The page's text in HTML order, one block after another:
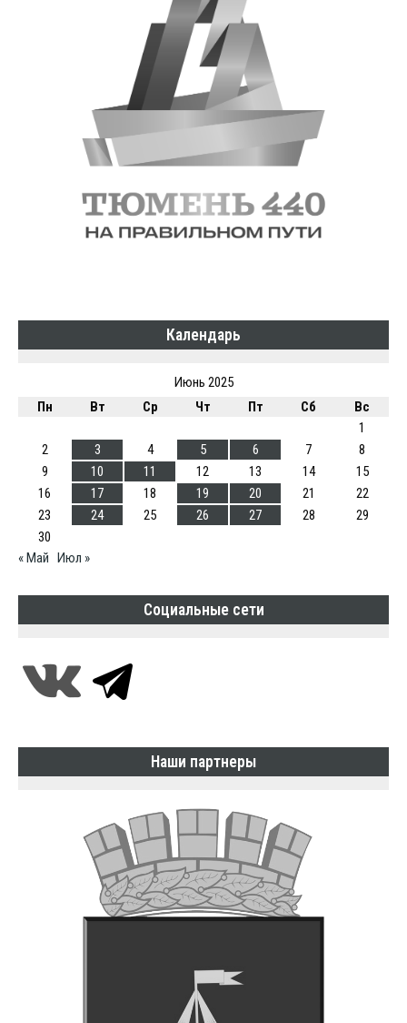
Календарь
Июнь 2025
Пн
Вт Ср Чт Пт Сб
Вс
1
2
3 4 5 6 7
8
9
10 11 12 13 14
15
16
17 18 19 20 21
22
23
24 25 26 27 28
29
30
« Май
Июл »
Социальные сети
Наши партнеры